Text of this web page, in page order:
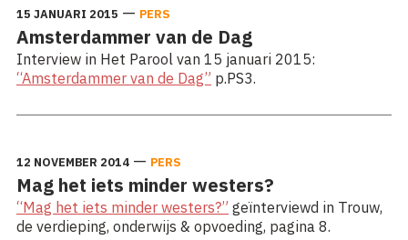
15 JANUARI 2015 — PERS
Amsterdammer van de Dag
Interview in Het Parool van 15 januari 2015:
“Amsterdammer van de Dag” p.PS3.
12 NOVEMBER 2014 — PERS
Mag het iets minder westers?
“Mag het iets minder westers?” geïnterviewd in Trouw,
de verdieping, onderwijs & opvoeding, pagina 8.